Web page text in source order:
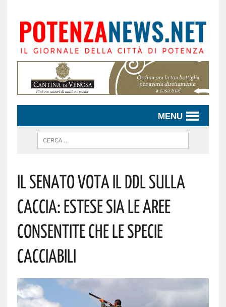
MENU
Il Senato Vota Il Ddl Sulla
Caccia: Estese Sia Le Aree
Consentite Che Le Specie
Cacciabili